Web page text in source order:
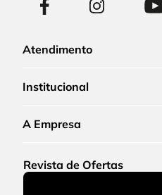
Atendimento
Institucional
A Empresa
Revista de Ofertas